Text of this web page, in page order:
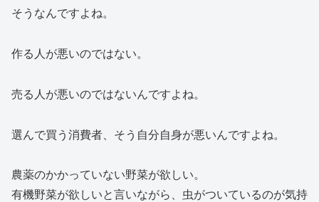
そうなんですよね。
作る人が悪いのではない。
売る人が悪いのではないんですよね。
選んで買う消費者、そう自分自身が悪いんですよね。
農薬のかかっていない野菜が欲しい。
有機野菜が欲しいと言いながら、虫がついているのが気持